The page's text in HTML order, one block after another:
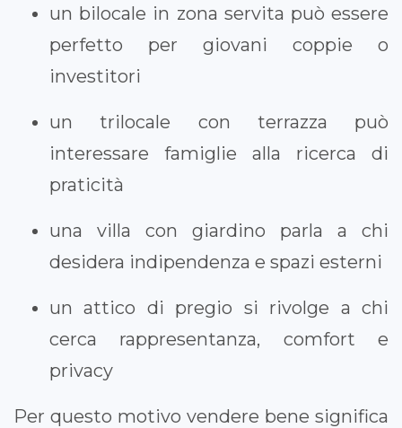
un bilocale in zona servita può essere
perfetto per giovani coppie o
investitori
un trilocale con terrazza può
interessare famiglie alla ricerca di
praticità
una villa con giardino parla a chi
desidera indipendenza e spazi esterni
un attico di pregio si rivolge a chi
cerca rappresentanza, comfort e
privacy
Per questo motivo vendere bene significa